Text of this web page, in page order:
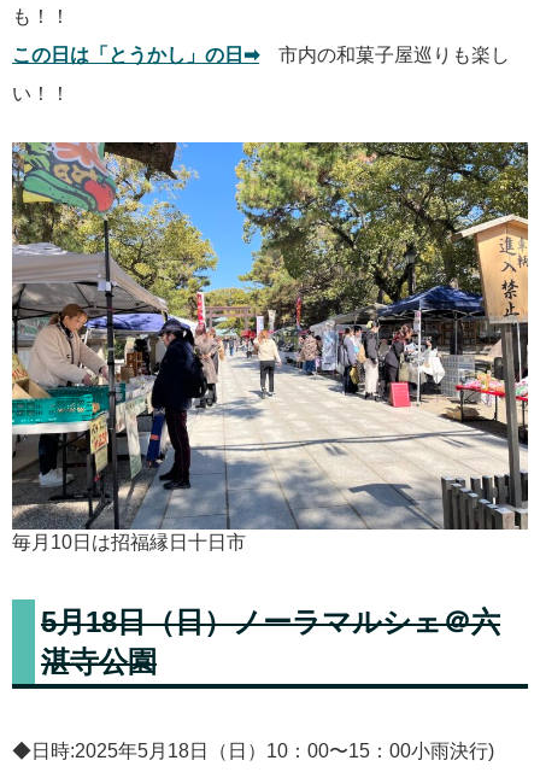
も！！
この日は「とうかし」の日➡︎市内の和菓子屋巡りも楽し
い！！
毎月10日は招福縁日十日市
5月18日（日）ノーラマルシェ＠六
湛寺公園
◆日時:2025年5月18日（日）10：00〜15：00小雨決行)